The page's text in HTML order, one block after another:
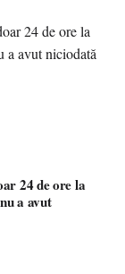
24 de ore la
a avut